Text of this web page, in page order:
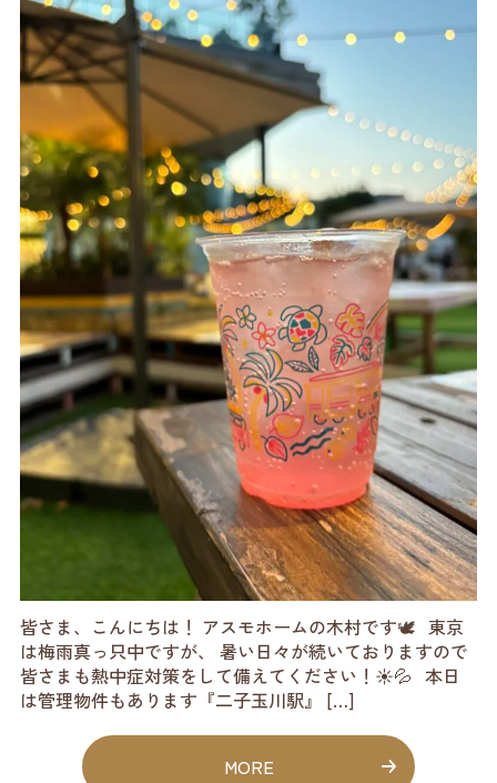
皆さま、こんにちは！ アスモホームの木村です🕊️ 東京
は梅雨真っ只中ですが、 暑い日々が続いておりますので
皆さまも熱中症対策をして備えてください！☀️💦 本日
は管理物件もあります『二子玉川駅』 […]
MORE